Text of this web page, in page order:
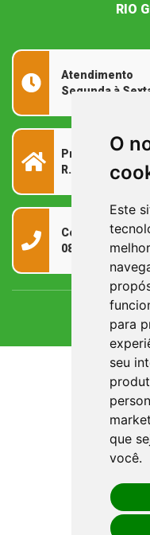
O
Este
para
seu
que
você.
RIO
Atendimento
Segunda à
Prefeitura
R. Rivadávia
Contato
0800 090 2050